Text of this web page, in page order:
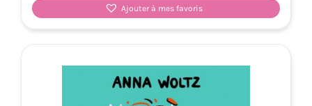
Ajouter à mes favoris